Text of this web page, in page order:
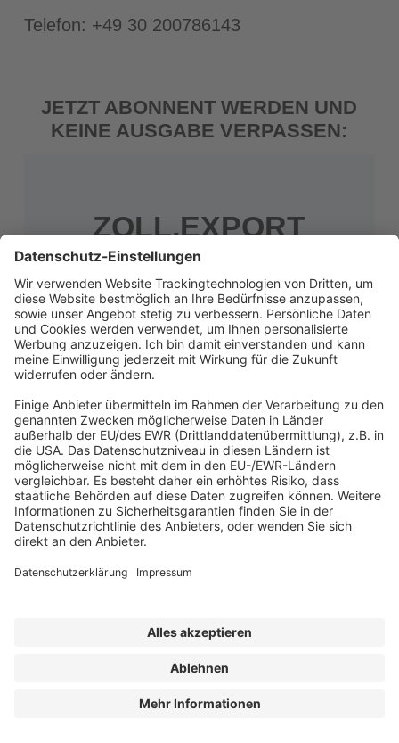
Telefon: +49 30 200786143
JETZT ABONNENT WERDEN UND
KEINE AUSGABE VERPASSEN:
ZOLL.EXPORT
Die Zeitschrift für Verantwortliche
in der Zoll- und Exportabwicklung
JETZT BESTELLEN